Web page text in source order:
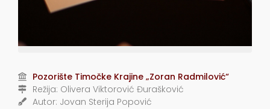
Pozorište Timočke Krajine „Zoran Radmilović“
Režija: Olivera Viktorović Đurašković
Autor: Jovan Sterija Popović